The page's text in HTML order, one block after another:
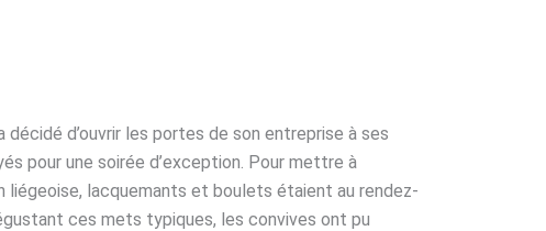
décidé d’ouvrir les portes de son entreprise à ses
pour une soirée d’exception. Pour mettre à
liégeoise, lacquemants et boulets étaient au rendez-
ces mets typiques, les convives ont pu